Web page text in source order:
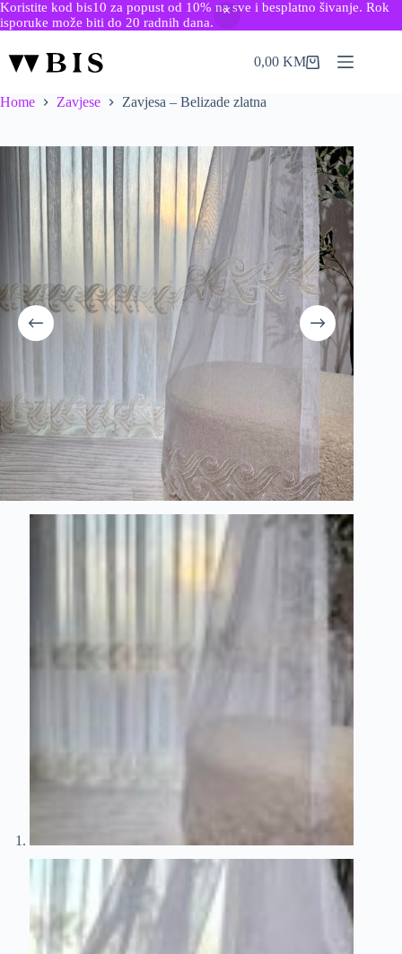
Koristite kod bis10 za popust od 10% na sve i besplatno šivanje. Rok
isporuke može biti do 20 radnih dana.
to
content
Shopping
0,00KM
Home Zavjese Zavjesa – Belizade zlatna